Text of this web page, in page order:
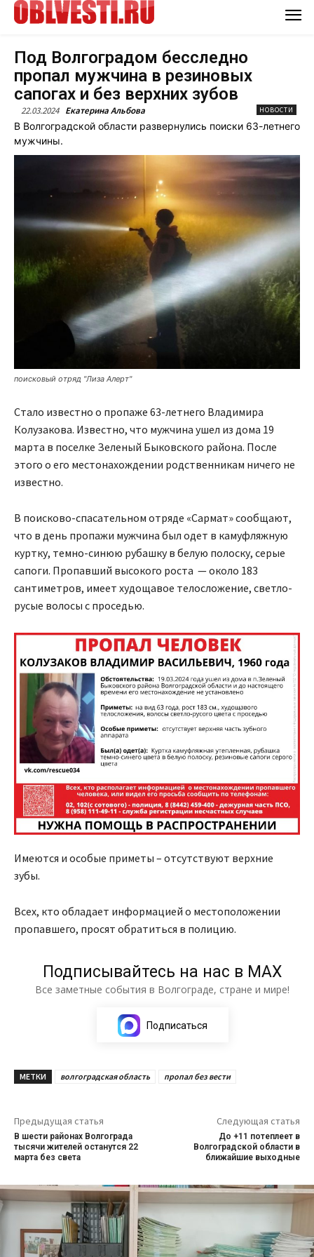
Под Волгоградом бесследно
пропал мужчина в резиновых
сапогах и без верхних зубов
22.03.2024 Екатерина Альбова НОВОСТИ
В Волгоградской области развернулись поиски 63-летнего
мужчины.
поисковый отряд "Лиза Алерт"
Стало известно о пропаже 63-летнего Владимира
Колузакова. Известно, что мужчина ушел из дома 19
марта в поселке Зеленый Быковского района. После
этого о его местонахождении родственникам ничего не
известно.
В поисково-спасательном отряде «Сармат» сообщают,
что в день пропажи мужчина был одет в камуфляжную
куртку, темно-синюю рубашку в белую полоску, серые
сапоги. Пропавший высокого роста — около 183
сантиметров, имеет худощавое телосложение, светло-
русые волосы с проседью.
Имеются и особые приметы – отсутствуют верхние
зубы.
Всех, кто обладает информацией о местоположении
пропавшего, просят обратиться в полицию.
Подписывайтесь на нас в МАХ
Все заметные события в Волгограде, стране и мире!
Подписаться
МЕТКИ волгоградская область пропал без вести
Предыдущая статья
В шести районах Волгограда
тысячи жителей останутся 22
марта без света
Следующая статья
До +11 потеплеет в
Волгоградской области в
ближайшие выходные